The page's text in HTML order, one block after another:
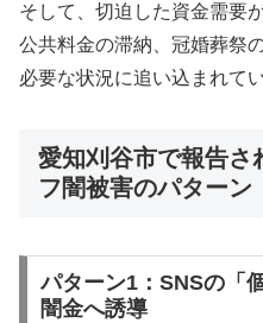
そして、切迫した資金需要
公共料金の滞納、冠婚葬祭
必要な状況に追い込まれて
愛知刈谷市で報告さ
フ闇被害のパターン
パターン1：SNSの「
闇金へ誘導